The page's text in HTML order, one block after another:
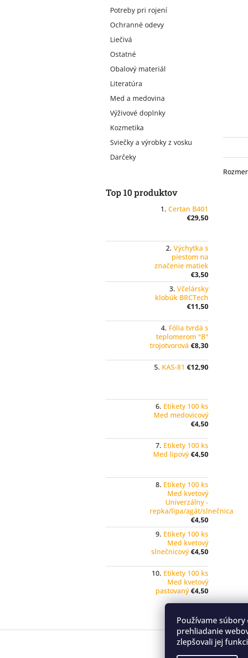
Používame
prehliadanie
zlepšovali jej
Potreby pri rojení
Ochranné odevy
Liečivá
Ostatné
Obalový materiál
Literatúra
Med a medovina
Výživové doplnky
Kozmetika
Sviečky a výrobky z vosku
Darčeky
Top 10 produktov
Certan B401
€29,50
Výchytka s
piestom na
značenie matiek
€3,50
Včelársky
klobúk BRCTech
€11,50
Fólia tvrdá s
teplomerom "B"
trojotvorová €8,30
KAS-81 €12,90
Etikety 100 ks
Med medovicový
€4,50
Etikety 100 ks
Med lipový €4,50
Etikety 100 ks
Med kvetový
Univerzálny -
repka/lipa/agát/slnečnica
€4,50
Etikety 100 ks
Med kvetový
slnečnicový €4,50
Etikety 100 ks
Med kvetový
pastovaný €4,50
Kontakty